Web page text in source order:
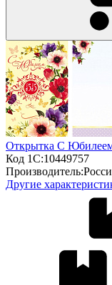
Открытка С
Код 1С:10449757
Производитель:
Другие